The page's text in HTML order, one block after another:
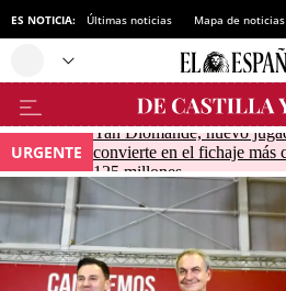
ES NOTICIA: Últimas noticias Mapa de noticias
URGENTE
Yan Diomande, nuevo
convierte en el fichaje más
125 millones